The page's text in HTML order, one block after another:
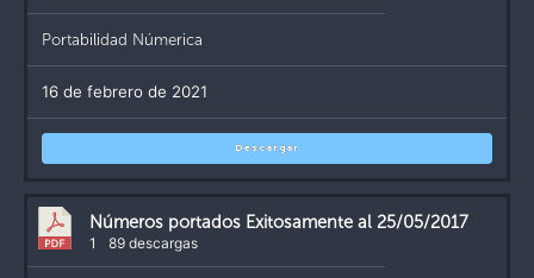
Portabilidad Númerica
16 de febrero de 2021
Descargar
Números portados Exitosamente al 25/05/2017
1 89 descargas